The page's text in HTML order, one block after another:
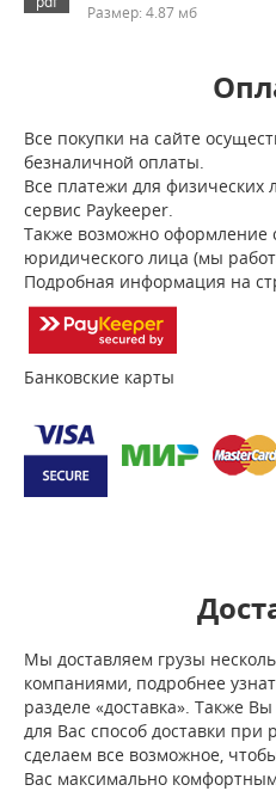
Размер: 4.87 мб
Все покупки на сайте
безналичной оплаты.
Все платежи для физических
сервис Paykeeper.
Также возможно оформление
юридического лица (мы
Подробная информация на
Банковские карты
Мы доставляем грузы
компаниями, подробнее
разделе «доставка». Также
для Вас способ доставки
сделаем все возможное,
Вас максимально